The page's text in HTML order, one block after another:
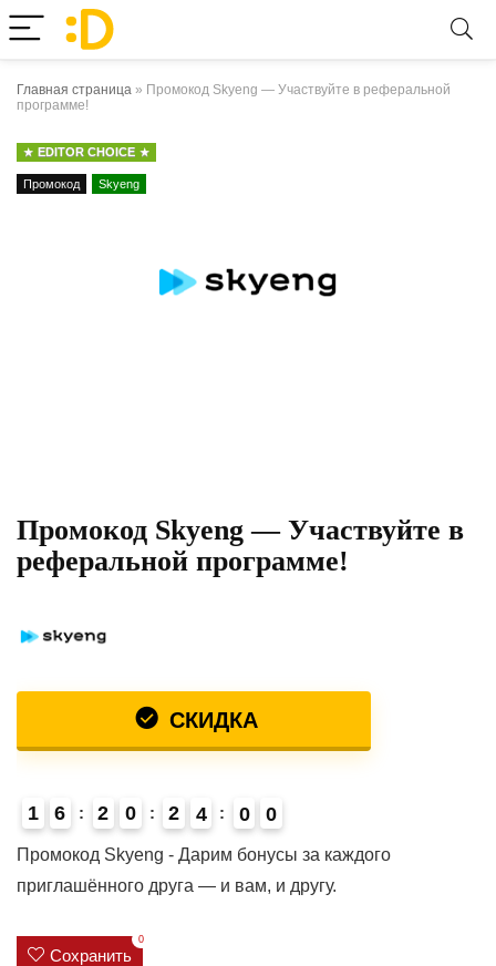
Главная страница » Промокод Skyeng — Участвуйте в реферальной
программе!
EDITOR CHOICE
Промокод Skyeng
Промокод Skyeng — Участвуйте в
реферальной программе!
СКИДКА
1
4
6 2 0 2 3
4
5
0
9
0
Промокод Skyeng - Дарим бонусы за каждого
приглашённого друга — и вам, и другу.
Сохранить
0